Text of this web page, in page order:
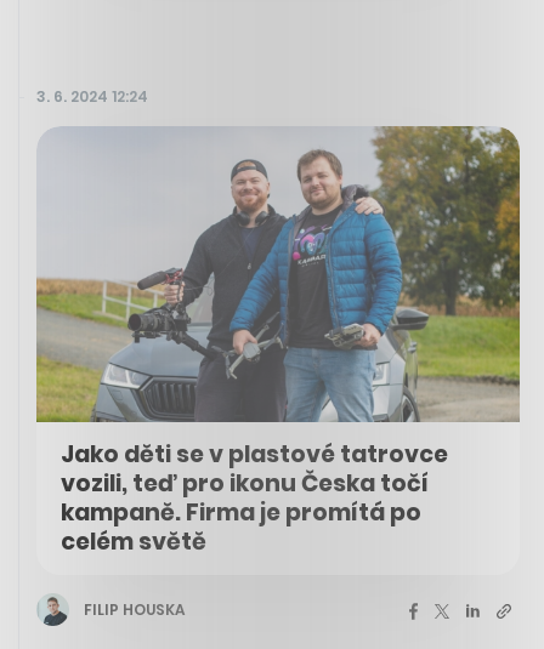
3. 6. 2024 12:24
Jako děti se v plastové tatrovce
vozili, teď pro ikonu Česka točí
kampaně. Firma je promítá po
celém světě
FILIP HOUSKA